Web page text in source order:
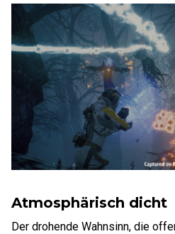
Atmosphärisch dicht
Der drohende Wahnsinn, die